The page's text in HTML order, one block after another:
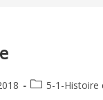
Post5-1-Histoire